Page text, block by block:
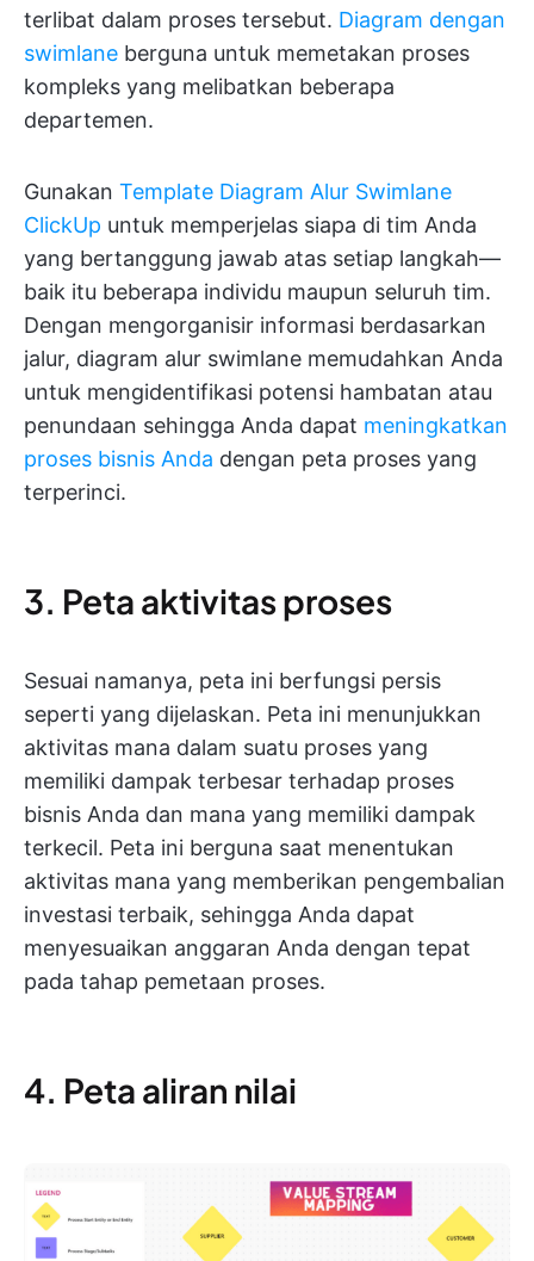
terlibat dalam proses tersebut. Diagram dengan
swimlane berguna untuk memetakan proses
kompleks yang melibatkan beberapa
departemen.
Gunakan Template Diagram Alur Swimlane
ClickUp untuk memperjelas siapa di tim Anda
yang bertanggung jawab atas setiap langkah—
baik itu beberapa individu maupun seluruh tim.
Dengan mengorganisir informasi berdasarkan
jalur, diagram alur swimlane memudahkan Anda
untuk mengidentifikasi potensi hambatan atau
penundaan sehingga Anda dapat meningkatkan
proses bisnis Anda dengan peta proses yang
terperinci.
3. Peta aktivitas proses
Sesuai namanya, peta ini berfungsi persis
seperti yang dijelaskan. Peta ini menunjukkan
aktivitas mana dalam suatu proses yang
memiliki dampak terbesar terhadap proses
bisnis Anda dan mana yang memiliki dampak
terkecil. Peta ini berguna saat menentukan
aktivitas mana yang memberikan pengembalian
investasi terbaik, sehingga Anda dapat
menyesuaikan anggaran Anda dengan tepat
pada tahap pemetaan proses.
4. Peta aliran nilai